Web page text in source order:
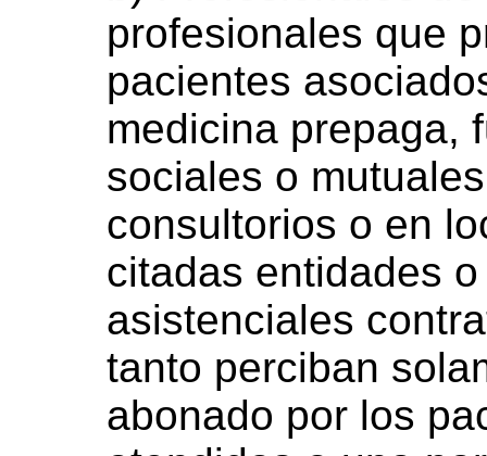
profesionales que
pacientes
medicina prepaga,
sociales o
consultorios o en
citadas entidades
asistenciales
tanto perciban
abonado por los